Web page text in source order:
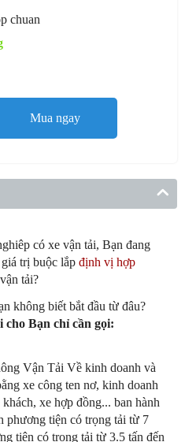
chuan
Mua ngay
có xe vận tải, Bạn đang
trị buộc lắp định vị hợp
tải?
không biết bắt đầu từ đâu?
Bạn chỉ cần gọi:
Vận Tải Về kinh doanh và
xe công ten nơ, kinh doanh
xe hợp đồng... ban hành
phương tiện có trọng tải từ 7
tiện có trọng tải từ 3.5 tấn đến